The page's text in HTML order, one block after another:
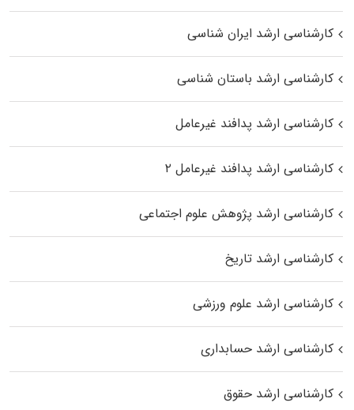
کارشناسی ارشد ایران شناسی
کارشناسی ارشد باستان شناسی
کارشناسی ارشد پدافند غیرعامل
کارشناسی ارشد پدافند غیرعامل ۲
کارشناسی ارشد پژوهش علوم اجتماعی
کارشناسی ارشد تاریخ
کارشناسی ارشد علوم ورزشی
کارشناسی ارشد حسابداری
کارشناسی ارشد حقوق